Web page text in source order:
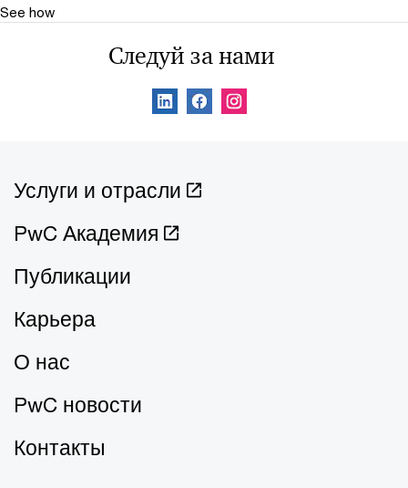
See how
Следуй за нами
Услуги и отрасли
PwC Академия
Публикации
Карьера
О нас
PwC новости
Контакты